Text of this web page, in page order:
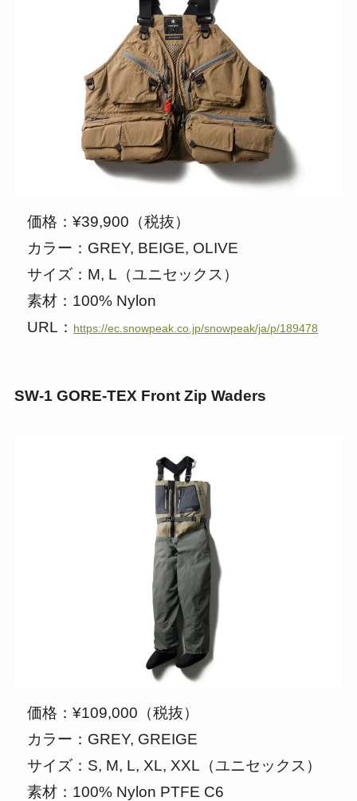
価格：¥39,900（税抜）
カラー：GREY, BEIGE, OLIVE
サイズ：M, L（ユニセックス）
素材：100% Nylon
URL： https://ec.snowpeak.co.jp/snowpeak/ja/p/189478
SW-1 GORE-TEX Front Zip Waders
価格：¥109,000（税抜）
カラー：GREY, GREIGE
サイズ：S, M, L, XL, XXL（ユニセックス）
素材：100% Nylon PTFE C6